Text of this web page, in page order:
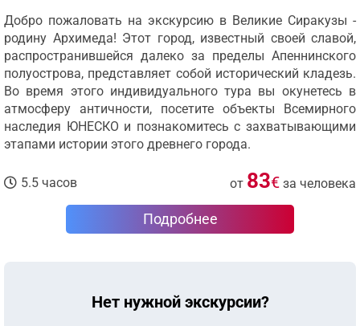
Добро пожаловать на экскурсию в Великие Сиракузы -
родину Архимеда! Этот город, известный своей славой,
распространившейся далеко за пределы Апеннинского
полуострова, представляет собой исторический кладезь.
Во время этого индивидуального тура вы окунетесь в
атмосферу античности, посетите объекты Всемирного
наследия ЮНЕСКО и познакомитесь с захватывающими
этапами истории этого древнего города.
5.5 часов от 83€ за человека
Подробнее
Нет нужной экскурсии?